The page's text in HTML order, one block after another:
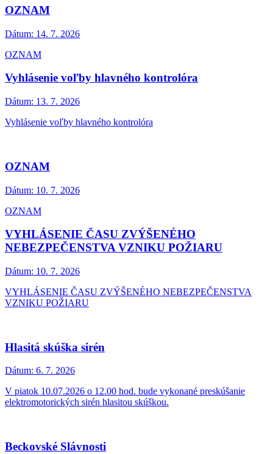
OZNAM
Dátum: 14. 7. 2026
OZNAM
Vyhlásenie voľby hlavného kontrolóra
Dátum: 13. 7. 2026
Vyhlásenie voľby hlavného kontrolóra
OZNAM
Dátum: 10. 7. 2026
OZNAM
VYHLÁSENIE ČASU ZVÝŠENÉHO
NEBEZPEČENSTVA VZNIKU POŽIARU
Dátum: 10. 7. 2026
VYHLÁSENIE ČASU ZVÝŠENÉHO NEBEZPEČENSTVA
VZNIKU POŽIARU
Hlasitá skúška sirén
Dátum: 6. 7. 2026
V piatok 10.07.2026 o 12.00 hod. bude vykonané preskúšanie
elektromotorických sirén hlasitou skúškou.
Beckovské Slávnosti